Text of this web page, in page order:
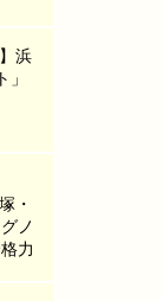
浜
・
ノ
力